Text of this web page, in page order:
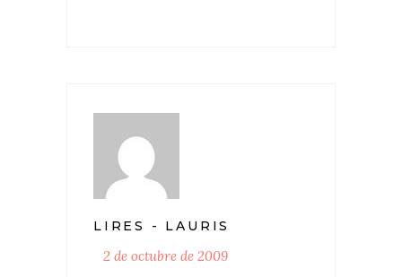
LIRES - LAURIS
2 de octubre de 2009